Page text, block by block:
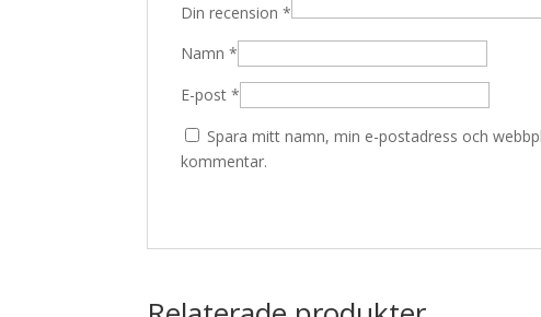
Din recension*
Namn*
E-post*
Spara mitt namn, min e-postadress och
kommentar.